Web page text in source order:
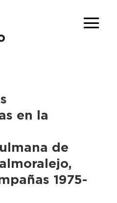
en la
de
1975-